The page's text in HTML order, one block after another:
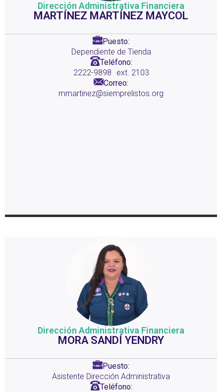
Dirección Administrativa Financiera
MARTÍNEZ MARTÍNEZ MAYCOL
Puesto:
Dependiente de Tienda
Teléfono:
2222-9898
ext. 2103
Correo:
mmartinez@siemprelistos.org
Dirección Administrativa Financiera
MORA SANDÍ YENDRY
Puesto:
Asistente Dirección Administrativa
Teléfono: